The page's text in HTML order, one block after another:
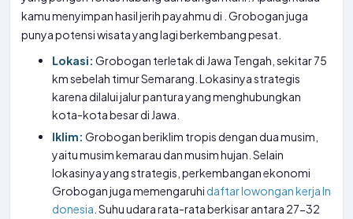
kamu menyimpan hasil jerih payahmu di . Grobogan juga
punya potensi wisata yang lagi berkembang pesat.
Lokasi: Grobogan terletak di Jawa Tengah, sekitar 75
km sebelah timur Semarang. Lokasinya strategis
karena dilalui jalur pantura yang menghubungkan
kota-kota besar di Jawa.
Iklim: Grobogan beriklim tropis dengan dua musim,
yaitu musim kemarau dan musim hujan. Selain
lokasinya yang strategis, perkembangan ekonomi
Grobogan juga memengaruhi daftar lowongan kerja In
donesia . Suhu udara rata-rata berkisar antara 27-32